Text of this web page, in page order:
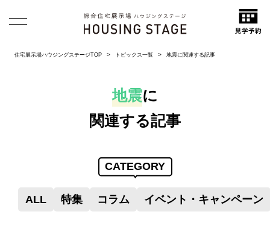
住宅展示場ハウジングステージTOP トピックス一覧 地震に関連する記事
地震に
関連する記事
CATEGORY
ALL 特集 コラム イベント・キャンペーン